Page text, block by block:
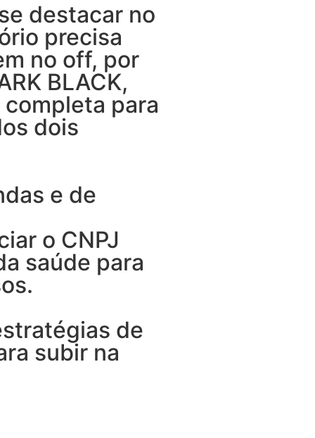
destacar no
precisa
no off, por
BLACK,
para
dois
e de
o CNPJ
saúde para
de
subir na